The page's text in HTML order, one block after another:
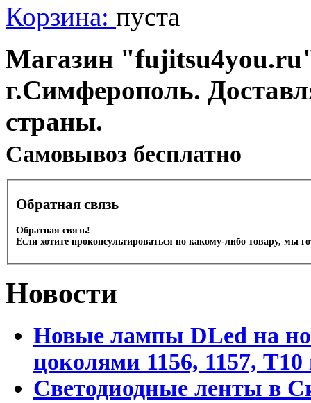
Корзина: пуста
Магазин
г.Симферополь.
страны.
Cамовывоз бесплатно
Обратная связь
Обратная связь!
Если хотите проконсультироваться по какому-либо товару, мы
Новости
Новые лампы DLed на
цоколями 1156, 1157,
Светодиодные ленты в